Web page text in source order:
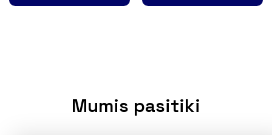
Mumis pasitiki